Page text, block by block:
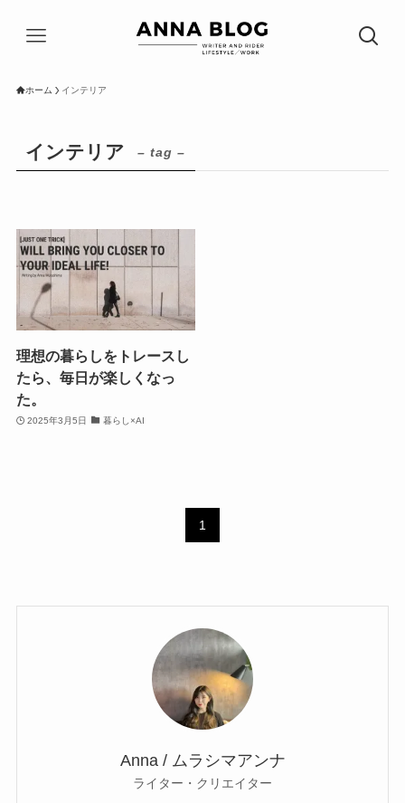
ホーム インテリア
インテリア – tag –
理想の暮らしをトレースし
たら、毎日が楽しくなっ
た。
2025年3月5日 暮らし×AI
1
Anna / ムラシマアンナ
ライター・クリエイター